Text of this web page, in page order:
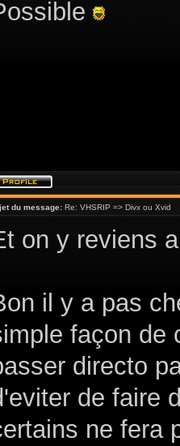
du message: Re: VHSRIP => Divx ou Xvid
on y reviens
il y a pas
façon de
directo
de faire
ne fera